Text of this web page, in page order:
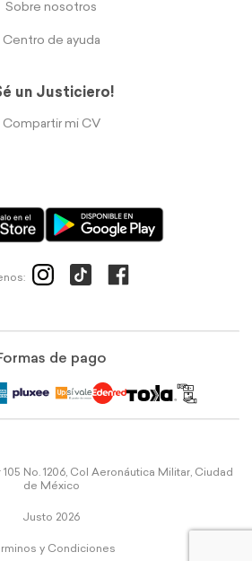
Sobre nosotros
Centro de ayuda
un Justiciero!
Compartir mi CV
de pago
No. 1206, Col Aeronáutica Militar, Ciudad
de México
Justo 2026
y Condiciones